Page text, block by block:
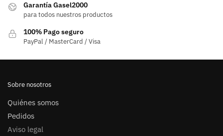
Garantía Gasel2000
para todos nuestros productos
100% Pago seguro
PayPal / MasterCard / Visa
Sobre nosotros
Quiénes somos
Pedidos
Aviso legal